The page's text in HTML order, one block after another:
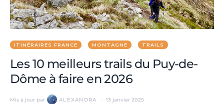
ITINÉRAIRES FRANCE MONTAGNE TRAILS
Les 10 meilleurs trails du Puy-de-
Dôme à faire en 2026
Mis à jour par ALEXANDRA 13 janvier 2025